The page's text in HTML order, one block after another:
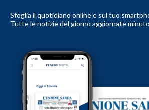
Sfoglia il quotidiano online e sul tuo
Tutte le notizie del giorno aggiornate